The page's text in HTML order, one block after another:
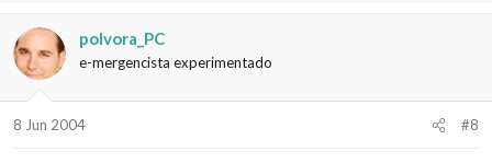
polvora_PC
e-mergencista experimentado
8 Jun 2004 #8